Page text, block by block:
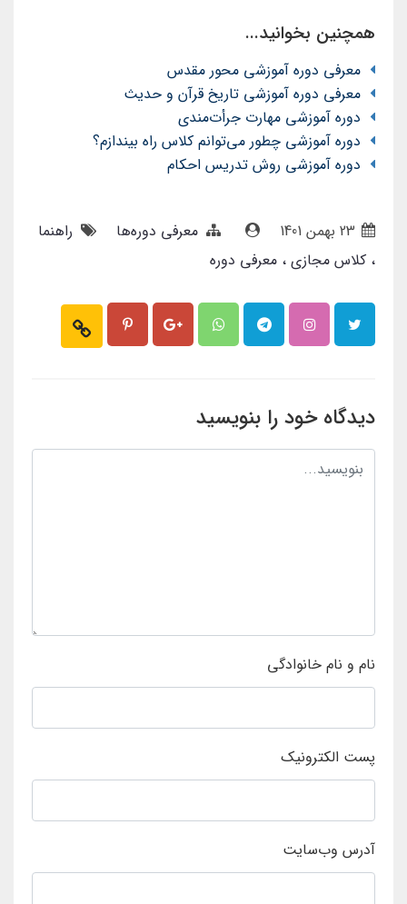
همچنین بخوانید...
معرفی دوره آموزشی محور مقدس
معرفی دوره آموزشی تاریخ قرآن و حدیث
دوره آموزشی مهارت جرأت‌مندی
دوره آموزشی چطور می‌توانم کلاس راه بیندازم؟
دوره آموزشی روش تدریس احکام
معرفی دوره‌ها
راهنما
کلاس مجازی معرفی دوره
دیدگاه خود را بنویسید
نام و نام خانوادگی
پست الکترونیک
آدرس وب‌سایت